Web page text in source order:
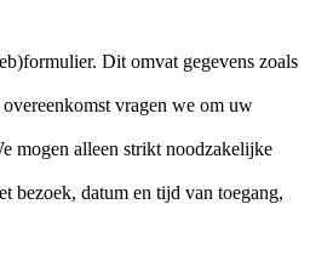
Dit omvat gegevens zoals
vragen we om uw
mogen alleen strikt noodzakelijke
bezoek, datum en tijd van toegang,